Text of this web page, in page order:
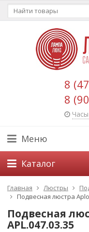
8
8
Меню
Каталог
Главная Люстры
Подвесная люстра
Подвесная
APL.047.03.35